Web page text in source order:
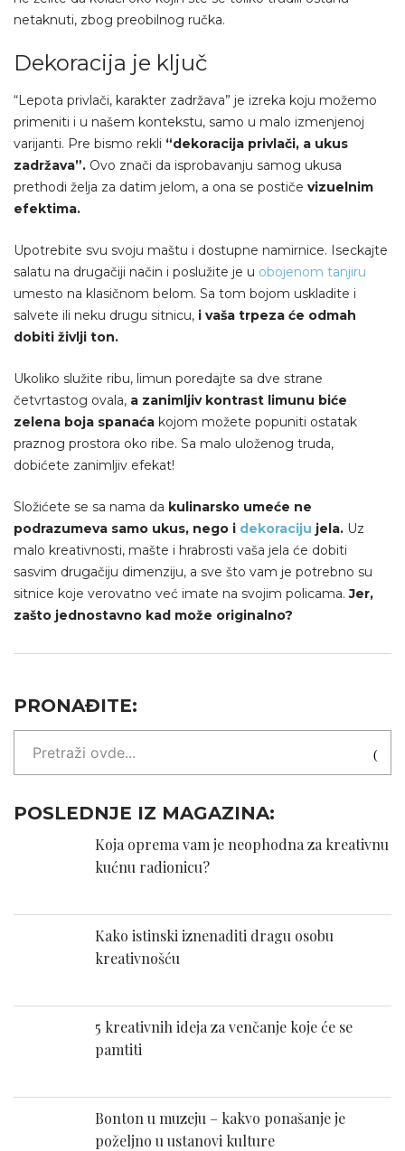
netaknuti, zbog preobilnog ručka.
Dekoracija je ključ
“Lepota privlači, karakter zadržava” je izreka koju možemo
primeniti i u našem kontekstu, samo u malo izmenjenoj
varijanti. Pre bismo rekli “dekoracija privlači, a ukus
zadržava”. Ovo znači da isprobavanju samog ukusa
prethodi želja za datim jelom, a ona se postiče vizuelnim
efektima.
Upotrebite svu svoju maštu i dostupne namirnice. Iseckajte
salatu na drugačiji način i poslužite je u obojenom tanjiru
umesto na klasičnom belom. Sa tom bojom uskladite i
salvete ili neku drugu sitnicu, i vaša trpeza će odmah
dobiti življi ton.
Ukoliko služite ribu, limun poredajte sa dve strane
četvrtastog ovala, a zanimljiv kontrast limunu biće
zelena boja spanaća kojom možete popuniti ostatak
praznog prostora oko ribe. Sa malo uloženog truda,
dobićete zanimljiv efekat!
Složićete se sa nama da kulinarsko umeće ne
podrazumeva samo ukus, nego i dekoraciju jela. Uz
malo kreativnosti, mašte i hrabrosti vaša jela će dobiti
sasvim drugačiju dimenziju, a sve što vam je potrebno su
sitnice koje verovatno već imate na svojim policama.Jer,
zašto jednostavno kad može originalno?
PRONAĐITE:
POSLEDNJE IZ MAGAZINA:
Koja oprema vam je neophodna za kreativnu
kućnu radionicu?
Kako istinski iznenaditi dragu osobu
kreativnošću
5 kreativnih ideja za venčanje koje će se
pamtiti
Bonton u muzeju – kakvo ponašanje je
poželjno u ustanovi kulture